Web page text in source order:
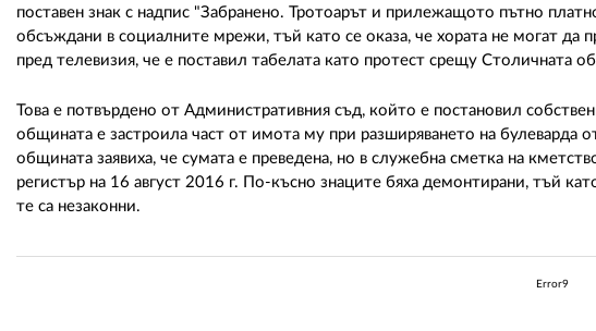
поставен знак с надпис "Забранено. Тротоарът и прилежащото пътно
обсъждани в социалните мрежи, тъй като се оказа, че хората не могат да
пред телевизия, че е поставил табелата като протест срещу Столичната
Това е потвърдено от Административния съд, който е постановил
общината е застроила част от имота му при разширяването на булеварда
общината заявиха, че сумата е преведена, но в служебна сметка на
регистър на 16 август 2016 г. По-късно знаците бяха демонтирани, тъй
те са незаконни.
Error9